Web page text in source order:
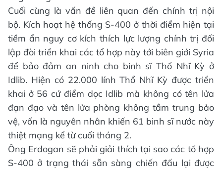
Cuối cùng là vấn đề liên quan đến chính trị nội
bộ. Kích hoạt hệ thống S-400 ở thời điểm hiện tại
tiềm ẩn nguy cơ kích thích lực lượng chính trị đối
lập đòi triển khai các tổ hợp này tới biên giới Syria
để bảo đảm an ninh cho binh sĩ Thổ Nhĩ Kỳ ở
Idlib. Hiện có 22.000 lính Thổ Nhĩ Kỳ được triển
khai ở 56 cứ điểm dọc Idlib mà không có tên lửa
đạn đạo và tên lửa phòng không tầm trung bảo
vệ, vốn là nguyên nhân khiến 61 binh sĩ nước này
thiệt mạng kể từ cuối tháng 2.
Ông Erdogan sẽ phải giải thích tại sao các tổ hợp
S-400 ở trạng thái sẵn sàng chiến đấu lại được